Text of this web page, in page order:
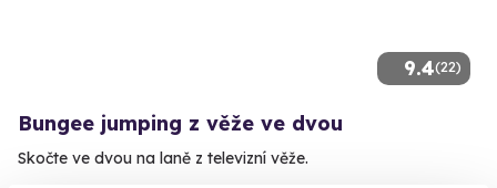
9.4(22)
Bungee jumping z věže ve dvou
Skočte ve dvou na laně z televizní věže.